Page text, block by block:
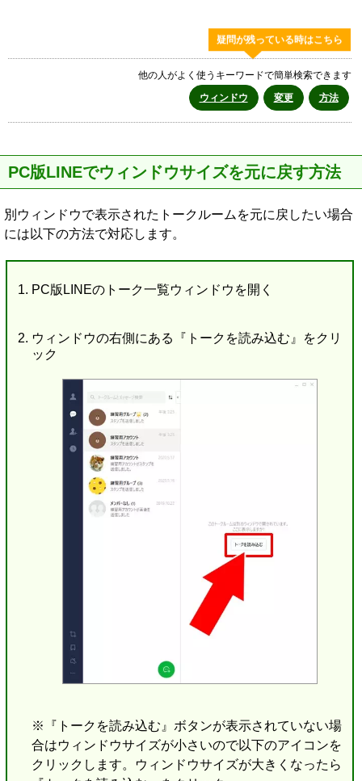
疑問が残っている時はこちら
他の人がよく使うキーワードで簡単検索できます
ウィンドウ
変更 方法
PC版LINEでウィンドウサイズを元に戻す方法
別ウィンドウで表示されたトークルームを元に戻したい場合
には以下の方法で対応します。
PC版LINEのトーク一覧ウィンドウを開く
ウィンドウの右側にある『トークを読み込む』をクリ
ック
※『トークを読み込む』ボタンが表示されていない場
合はウィンドウサイズが小さいので以下のアイコンを
クリックします。ウィンドウサイズが大きくなったら